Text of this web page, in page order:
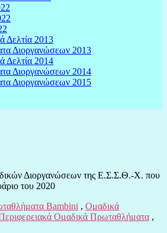
Δελτία 2013
Διοργανώσεων 2013
Δελτία 2014
Διοργανώσεων 2014
Διοργανώσεων 2015
Διοργανώσεων της Ε.Σ.Σ.Θ.-Χ. που
του 2020
Bambini , Ομαδικά
Ομαδικά Πρωταθλήματα ,